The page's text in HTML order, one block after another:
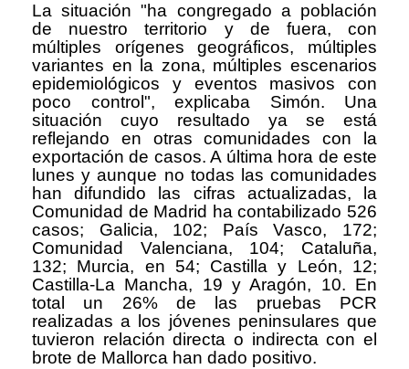
La situación "ha congregado a población
de nuestro territorio y de fuera, con
múltiples orígenes geográficos, múltiples
variantes en la zona, múltiples escenarios
epidemiológicos y eventos masivos con
poco control", explicaba Simón. Una
situación cuyo resultado ya se está
reflejando en otras comunidades con la
exportación de casos. A última hora de este
lunes y aunque no todas las comunidades
han difundido las cifras actualizadas, la
Comunidad de Madrid ha contabilizado 526
casos; Galicia, 102; País Vasco, 172;
Comunidad Valenciana, 104; Cataluña,
132; Murcia, en 54; Castilla y León, 12;
Castilla-La Mancha, 19 y Aragón, 10. En
total un 26% de las pruebas PCR
realizadas a los jóvenes peninsulares que
tuvieron relación directa o indirecta con el
brote de Mallorca han dado positivo.